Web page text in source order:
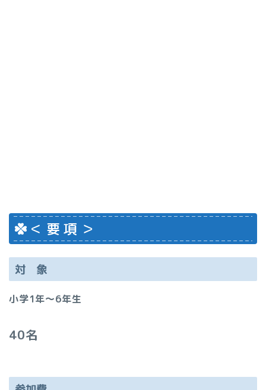
＜ 要 項 ＞
対 象
小学1年～6年生
40名